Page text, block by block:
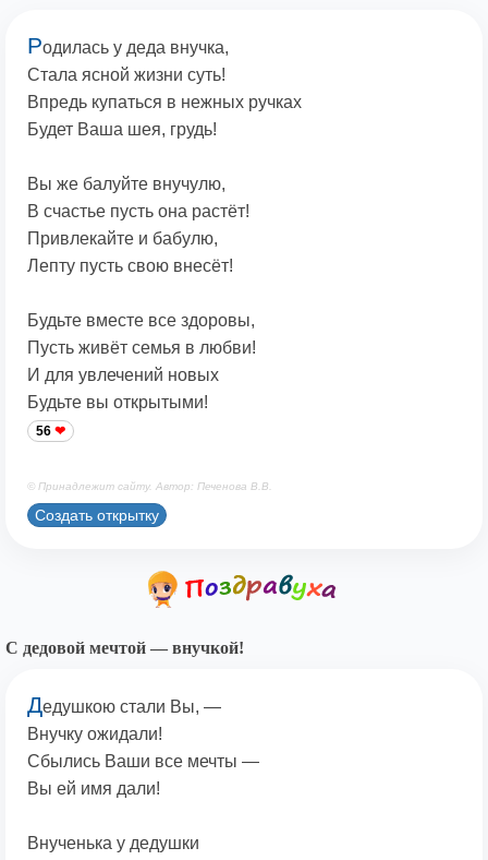
Родилась у деда внучка,
Стала ясной жизни суть!
Впредь купаться в нежных ручках
Будет Ваша шея, грудь!
Вы же балуйте внучулю,
В счастье пусть она растёт!
Привлекайте и бабулю,
Лепту пусть свою внесёт!
Будьте вместе все здоровы,
Пусть живёт семья в любви!
И для увлечений новых
Будьте вы открытыми!
56
© Принадлежит сайту. Автор: Печенова В.В.
Создать открытку
С дедовой мечтой — внучкой!
Дедушкою стали Вы, —
Внучку ожидали!
Сбылись Ваши все мечты —
Вы ей имя дали!
Внученька у дедушки